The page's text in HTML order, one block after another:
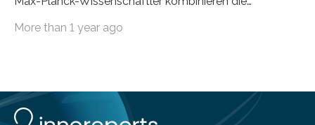
von Metallen und Legierungen in einem einzigen,
der globalen CO2-Emissionen verantwortlich. Allein um
eine Tonne Eisen zu produzieren, werden zwei Tonnen
More than 1 year ago